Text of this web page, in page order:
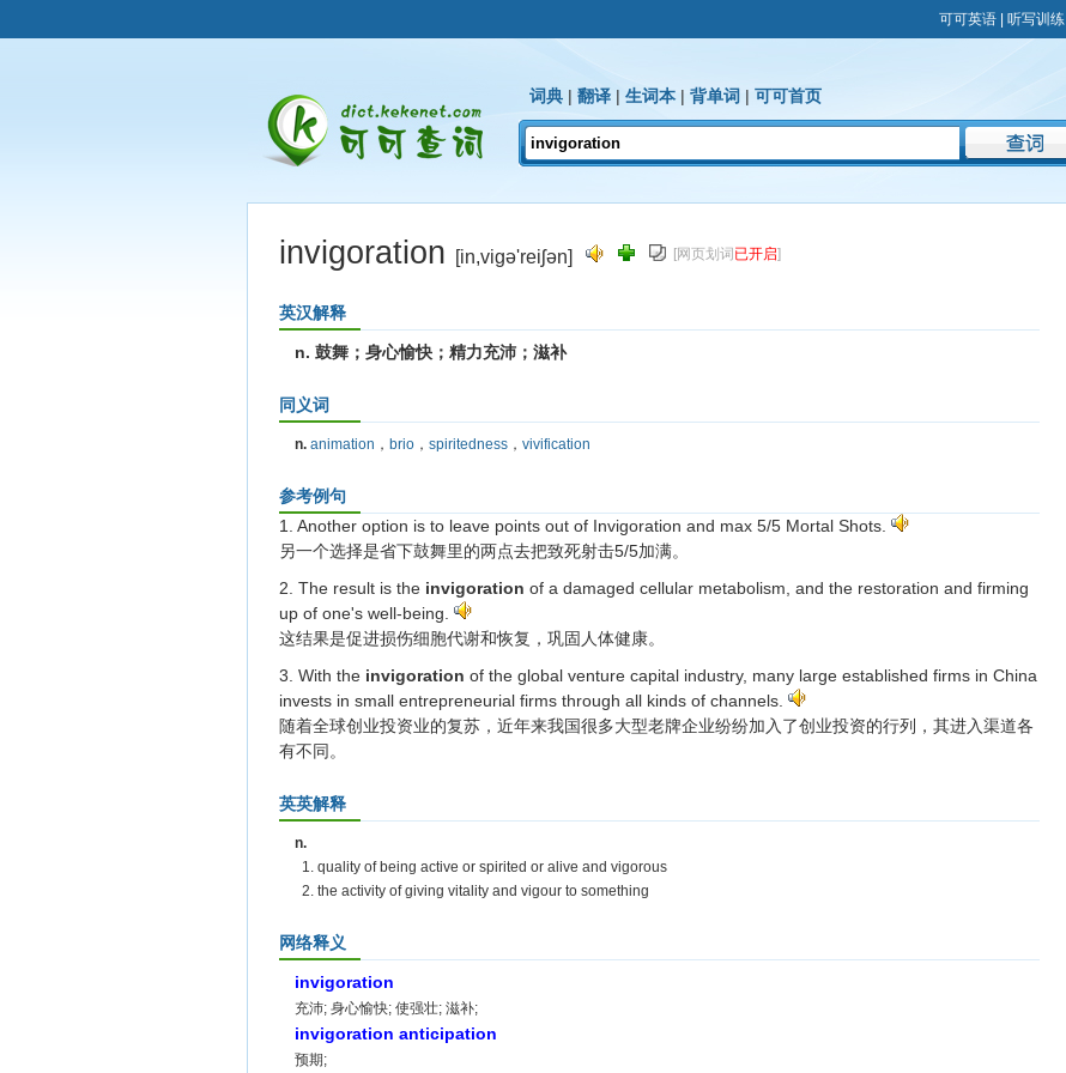
可可英语 听写训练
词典 | 翻译 | 生词本 | 背单词 | 可可首页
invigoration [in,viɡə'reiʃən] [网页划词 已开启]
英汉解释
n. 鼓舞；身心愉快；精力充沛；滋补
同义词
n. animation ， brio ， spiritedness ， vivification
参考例句
1. Another option is to leave points out of Invigoration and max 5/5 Mortal Shots.
另一个选择是省下鼓舞里的两点去把致死射击5/5加满。
2. The result is the invigoration of a damaged cellular metabolism, and the restoration and firming
up of one's well-being.
这结果是促进损伤细胞代谢和恢复，巩固人体健康。
3. With the invigoration of the global venture capital industry, many large established firms in China
invests in small entrepreneurial firms through all kinds of channels.
随着全球创业投资业的复苏，近年来我国很多大型老牌企业纷纷加入了创业投资的行列，其进入渠道各
有不同。
英英解释
n.
1. quality of being active or spirited or alive and vigorous
2. the activity of giving vitality and vigour to something
网络释义
invigoration
充沛; 身心愉快; 使强壮; 滋补;
invigoration anticipation
预期;